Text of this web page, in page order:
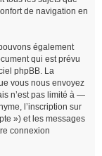
de navigation en
également
qui est prévu
phpBB. La
vous nous envoyez
n’est pas limité à —
l’inscription sur
») et les messages
connexion